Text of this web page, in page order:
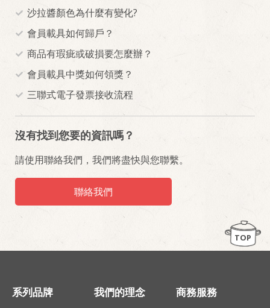
沙拉醬顏色為什麼有變化?
會員載具如何歸戶？
商品有瑕疵或破損要怎麼辦？
會員載具中獎如何領獎？
三聯式電子發票接收流程
沒有找到您要的資訊嗎？
請使用聯絡我們，我們將盡快與您聯繫。
聯絡我們
TOP
系列品牌 我們的理念 商務服務